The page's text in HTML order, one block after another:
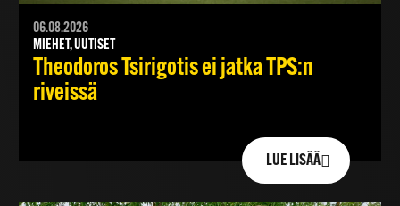
06.08.2026
MIEHET, UUTISET
Theodoros Tsirigotis ei jatka TPS:n
riveissä
LUE LISÄÄ